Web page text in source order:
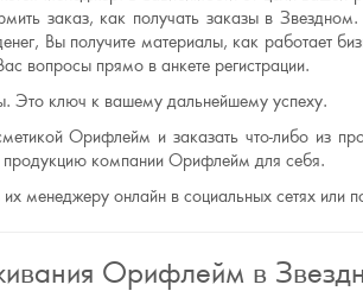
заказ, как получать заказы в Звездном.
Вы получите материалы, как работает
вопросы прямо в анкете регистрации.
Это ключ к вашему дальнейшему успеху.
Орифлейм и заказать что-либо из
продукцию компании Орифлейм для себя.
менеджеру онлайн в социальных сетях или
Орифлейм в